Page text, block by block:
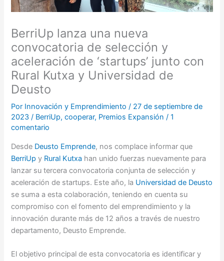
BerriUp lanza una nueva
convocatoria de selección y
aceleración de ‘startups’ junto con
Rural Kutxa y Universidad de
Deusto
Por Innovación y Emprendimiento/ 27 de septiembre de
2023/ BerriUp,cooperar, Premios Expansión /1
comentario
Desde Deusto Emprende, nos complace informar que
BerriUpy Rural Kutxa han unido fuerzas nuevamente para
lanzar su tercera convocatoria conjunta de selección y
aceleración de startups. Este año, la Universidad de Deusto
se suma a esta colaboración, teniendo en cuenta su
compromiso con el fomento del emprendimiento y la
innovación durante más de 12 años a través de nuestro
departamento, Deusto Emprende.
El objetivo principal de esta convocatoria es identificar y